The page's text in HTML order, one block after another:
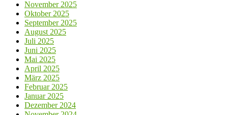
November 2025
Oktober 2025
September 2025
August 2025
Juli 2025
Juni 2025
Mai 2025
April 2025
März 2025
Februar 2025
Januar 2025
Dezember 2024